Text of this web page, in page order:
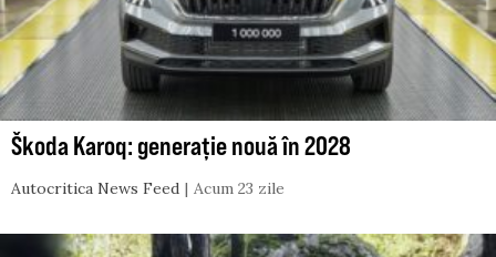
Škoda Karoq: generație nouă în 2028
Autocritica News Feed Acum 23 zile